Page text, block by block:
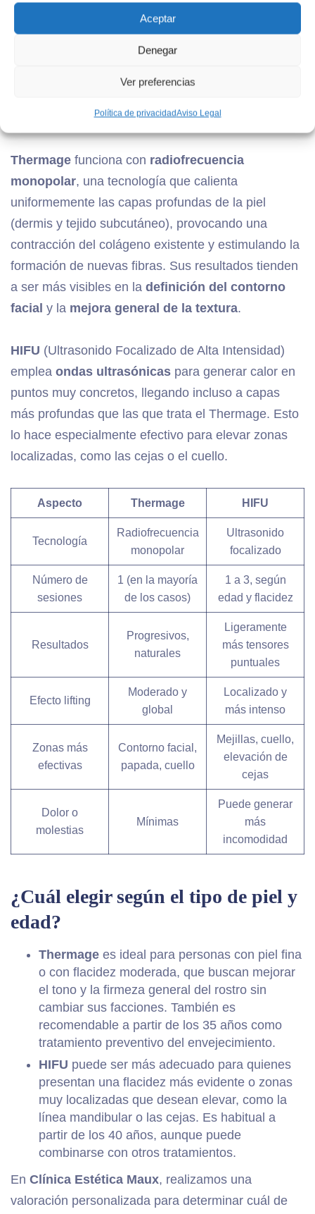
Aceptar
Denegar
Ver preferencias
Política de privacidadAviso Legal
ofrecen resultados distintos. Elegir entre uno u otro
dependerá de las características de cada paciente y
del tipo de resultado que se busque.
resultados
Thermage funciona con radiofrecuencia
monopolar, una tecnología que calienta
uniformemente las capas profundas de la piel
(dermis y tejido subcutáneo), provocando una
contracción del colágeno existente y estimulando la
formación de nuevas fibras. Sus resultados tienden
a ser más visibles en la definición del contorno
facial y la mejora general de la textura.
HIFU (Ultrasonido Focalizado de Alta Intensidad)
emplea ondas ultrasónicas para generar calor en
puntos muy concretos, llegando incluso a capas
más profundas que las que trata el Thermage. Esto
lo hace especialmente efectivo para elevar zonas
localizadas, como las cejas o el cuello.
Aspecto Thermage HIFU
Tecnología
Radiofrecuencia
monopolar
Ultrasonido
focalizado
Número de
sesiones
1 (en la mayoría
de los casos)
1 a 3, según
edad y flacidez
Resultados
Progresivos,
naturales
Ligeramente
más tensores
puntuales
Efecto lifting
Moderado y
global
Localizado y
más intenso
Zonas más
efectivas
Contorno facial,
papada, cuello
Mejillas, cuello,
elevación de
cejas
Dolor o
molestias
Mínimas
Puede generar
más
incomodidad
¿Cuál elegir según el tipo de piel y
edad?
Thermage es ideal para personas con piel fina
o con flacidez moderada, que buscan mejorar
el tono y la firmeza general del rostro sin
cambiar sus facciones. También es
recomendable a partir de los 35 años como
tratamiento preventivo del envejecimiento.
HIFU puede ser más adecuado para quienes
presentan una flacidez más evidente o zonas
muy localizadas que desean elevar, como la
línea mandibular o las cejas. Es habitual a
partir de los 40 años, aunque puede
combinarse con otros tratamientos.
En Clínica Estética Maux, realizamos una
valoración personalizada para determinar cuál de